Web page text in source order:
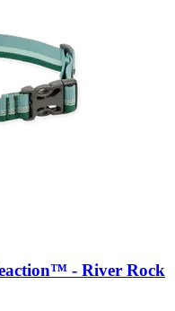
-​ River Rock